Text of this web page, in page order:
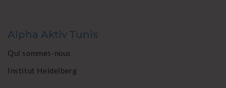
Alpha Aktiv Tunis
Qui sommes-nous
Institut Heidelberg